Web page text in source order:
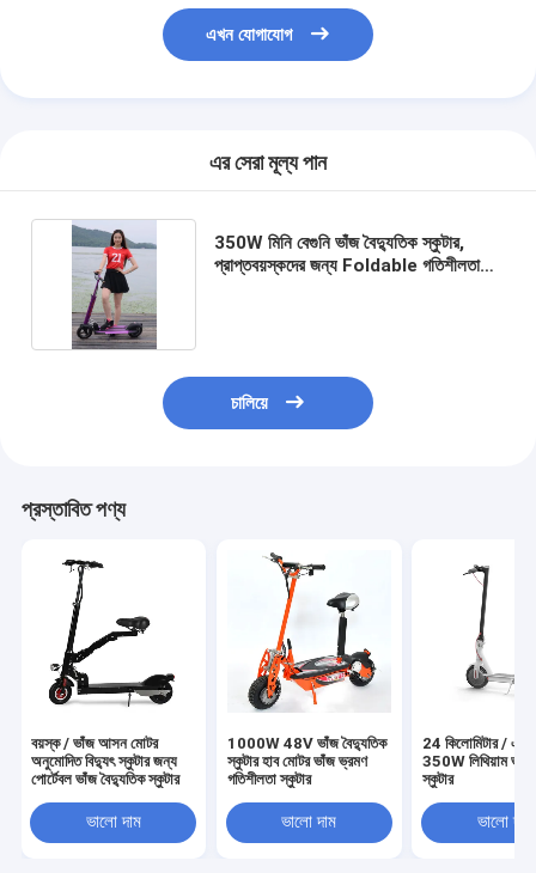
এখন যোগাযোগ
এর সেরা মূল্য পান
350W মিনি বেগুনি ভাঁজ বৈদ্যুতিক স্কুটার,
প্রাপ্তবয়স্কদের জন্য Foldable গতিশীলতা
চালিয়ে
প্রস্তাবিত পণ্য
বয়স্ক / ভাঁজ আসন মোটর
অনুমোদিত বিদ্যুৎ স্কুটার জন্য
পোর্টেবল ভাঁজ বৈদ্যুতিক স্কুটার
ভালো দাম
1000W 48V ভাঁজ বৈদ্যুতিক
স্কুটার হাব মোটর ভাঁজ ভ্রমণ
গতিশীলতা স্কুটার
ভালো দাম
24 কিলোমিটার / এইচ
350W লিথিয়াম ভাঁজ
স্কুটার
ভালো দাম